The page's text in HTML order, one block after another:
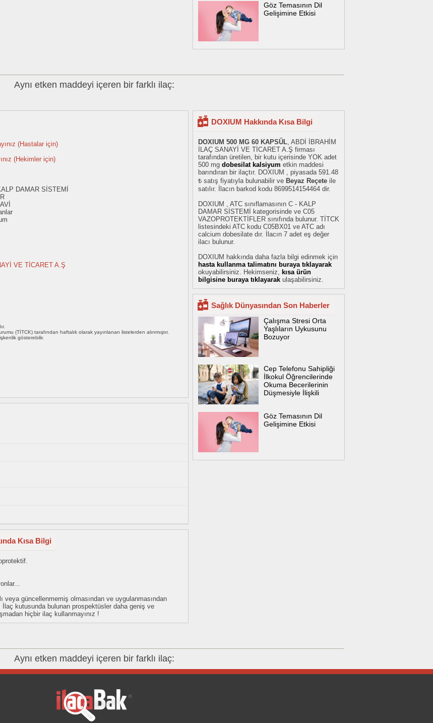
Göz Temasının Dil
Gelişimine Etkisi
Aynı etken maddeyi içeren bir farklı ilaç:
(Hastalar için)
(Hekimler için)
DAMAR SİSTEMİ
VE TİCARET A.Ş
(TİTCK) tarafından haftalık olarak yayınlanan listelerden alınmıştır.
gösterebilir.
Kısa Bilgi
güncellenmemiş olmasından ve uygulanmasından
kutusunda bulunan prospektüsler daha geniş ve
hiçbir ilaç kullanmayınız !
DOXIUM Hakkında Kısa Bilgi
DOXIUM 500 MG 60 KAPSÜL , ABDİ İBRAHİM
İLAÇ SANAYİ VE TİCARET A.Ş firması
tarafından üretilen, bir kutu içerisinde YOK adet
500 mg dobesilat kalsiyum etkin maddesi
barındıran bir ilaçtır. DOXIUM , piyasada 591.48
₺ satış fiyatıyla bulunabilir ve Beyaz Reçete ile
satılır. İlacın barkod kodu 8699514154464 dir.
DOXIUM , ATC sınıflamasının C - KALP
DAMAR SİSTEMİ kategorisinde ve C05
VAZOPROTEKTİFLER sınıfında bulunur. TİTCK
listesindeki ATC kodu C05BX01 ve ATC adı
calcium dobesilate dır. İlacın 7 adet eş değer
ilacı bulunur.
DOXIUM hakkında daha fazla bilgi edinmek için
hasta kullanma talimatını buraya tıklayarak
okuyabilirsiniz. Hekimseniz,
kısa ürün
bilgisine buraya tıklayarak ulaşabilirsiniz.
Sağlık Dünyasından Son Haberler
Çalışma Stresi Orta
Yaşlıların Uykusunu
Bozuyor
Cep Telefonu Sahipliği
İlkokul Öğrencilerinde
Okuma Becerilerinin
Düşmesiyle İlişkili
Göz Temasının Dil
Gelişimine Etkisi
Aynı etken maddeyi içeren bir farklı ilaç: